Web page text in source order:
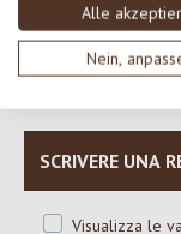
Alle
Nein,
Valutazione media
Formula una
SCRIVERE UNA
Visualizza le